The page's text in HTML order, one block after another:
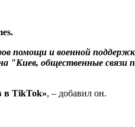
помощи и военной
"Киев, общественные связи
в TikTok», – добавил он.